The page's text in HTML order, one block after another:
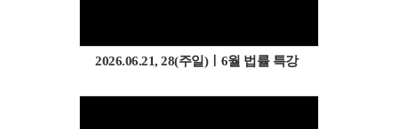
2026.06.21, 28(주일)ㅣ6월 법률 특강